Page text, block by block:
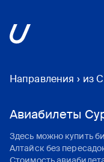
Направления › из
Авиабилеты
Здесь можно купить
Алтайскбез